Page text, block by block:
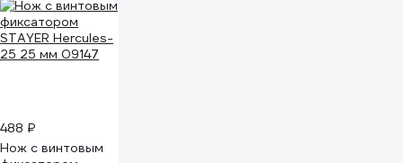
488 ₽
Нож с винтовым